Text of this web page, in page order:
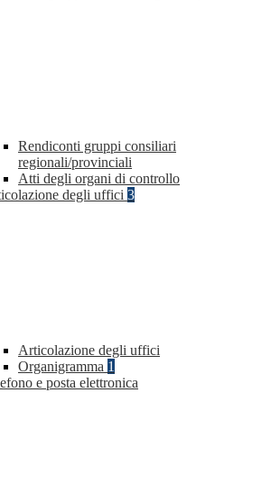
Rendiconti gruppi consiliari
regionali/provinciali
Atti degli organi di controllo
degli uffici 3
Articolazione degli uffici
Organigramma 1
e posta elettronica